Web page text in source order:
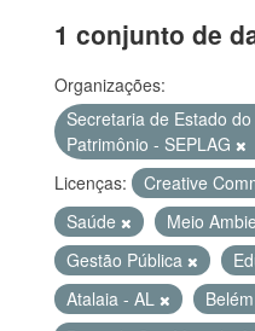
1 conjunto de
Organizações:
Secretaria de Estado
Patrimônio - SEPLAG
Licenças:
Creative
Saúde
Meio
Gestão Pública
Atalaia - AL